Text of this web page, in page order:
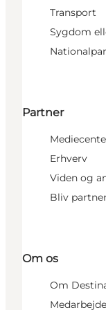
Transport
Sygdom
Partner
Erhverv
Viden og
Bliv partner
Om os
Om